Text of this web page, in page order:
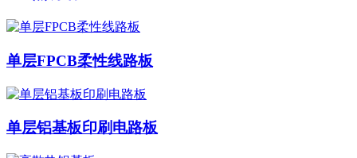
单层FPCB柔性线路板
单层铝基板印刷电路板